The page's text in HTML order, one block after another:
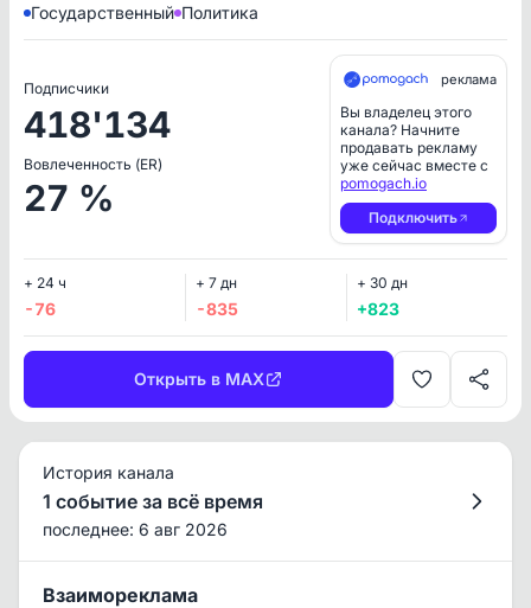
Государственный Политика
Подписчики
418'134
Вовлеченность (ER)
27 %
реклама
Вы владелец этого
канала? Начните
продавать рекламу
уже сейчас вместе с
pomogach.io
Подключить
+ 24 ч
-76
+ 7 дн
-835
+ 30 дн
+823
Открыть в MAX
История канала
1 событие за всё время
последнее: 6 авг 2026
Взаимореклама